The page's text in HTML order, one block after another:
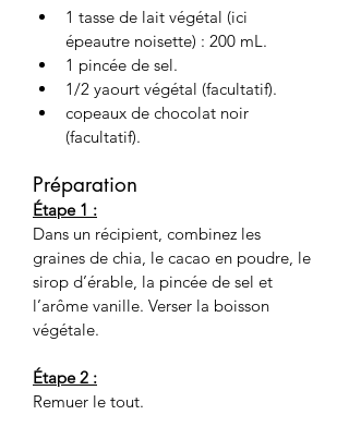
1 tasse de lait végétal (ici
épeautre noisette) : 200 mL.
1 pincée de sel.
1/2 yaourt végétal (facultatif).
copeaux de chocolat noir
(facultatif).
Préparation
Étape 1 :
Dans un récipient, combinez les
graines de chia, le cacao en poudre, le
sirop d’érable, la pincée de sel et
l’arôme vanille. Verser la boisson
végétale.
Étape 2 :
Remuer le tout.